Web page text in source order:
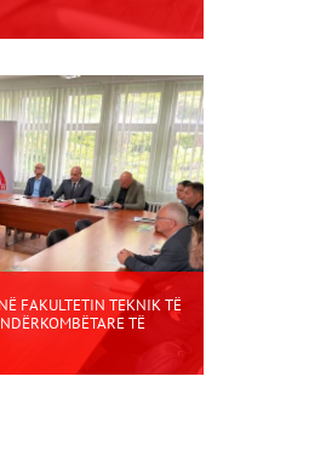
FAKULTETIN TEKNIK TË
TË